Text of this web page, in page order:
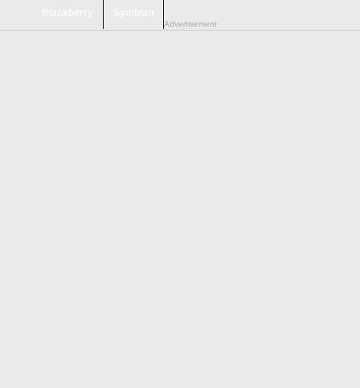
Advertisement